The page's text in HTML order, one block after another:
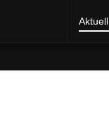
Aktuell